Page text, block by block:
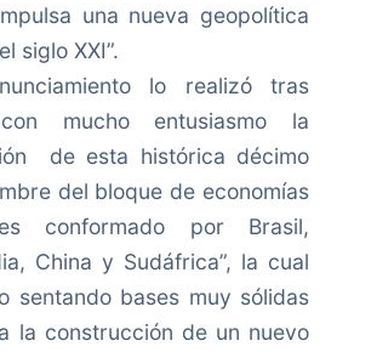
una nueva geopolítica
siglo XXI”.
lo realizó tras
mucho entusiasmo la
de esta histórica décimo
del bloque de economías
conformado por Brasil,
China y Sudáfrica”, la cual
sentando bases muy sólidas
la construcción de un nuevo